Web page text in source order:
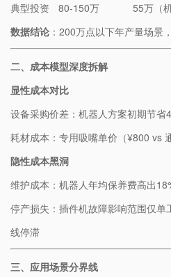
典型投资
80-150万
55万（
​数据结论​ ：200万点以下年产量场景
​二、成本模型深度拆解​
​显性成本对比​
设备采购价差：机器人方案初期节省
耗材成本：专用吸嘴单价（¥800 vs
​隐性成本黑洞​
维护成本：机器人年均保养费高出
停产损失：插件机故障影响范围仅单
线停滞
​三、应用场景分界线​